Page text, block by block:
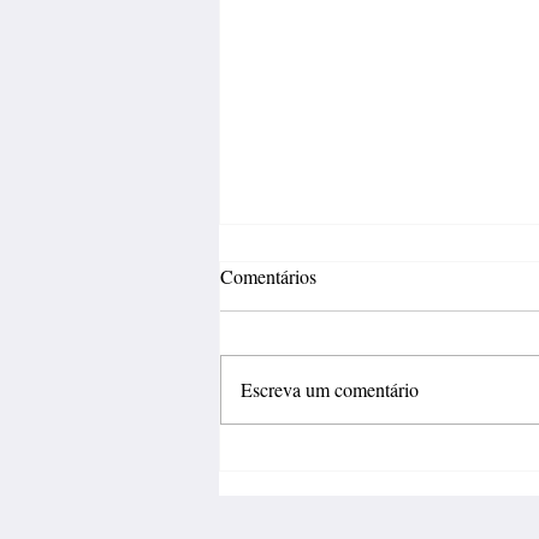
Comentários
Escreva um comentário